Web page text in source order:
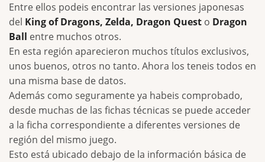
Entre ellos podeis encontrar las versiones japonesas
del King of Dragons, Zelda, Dragon Quest o Dragon
Ball entre muchos otros.
En esta región aparecieron muchos títulos exclusivos,
unos buenos, otros no tanto. Ahora los teneis todos en
una misma base de datos.
Además como seguramente ya habeis comprobado,
desde muchas de las fichas técnicas se puede acceder
a la ficha correspondiente a diferentes versiones de
región del mismo juego.
Esto está ubicado debajo de la información básica de